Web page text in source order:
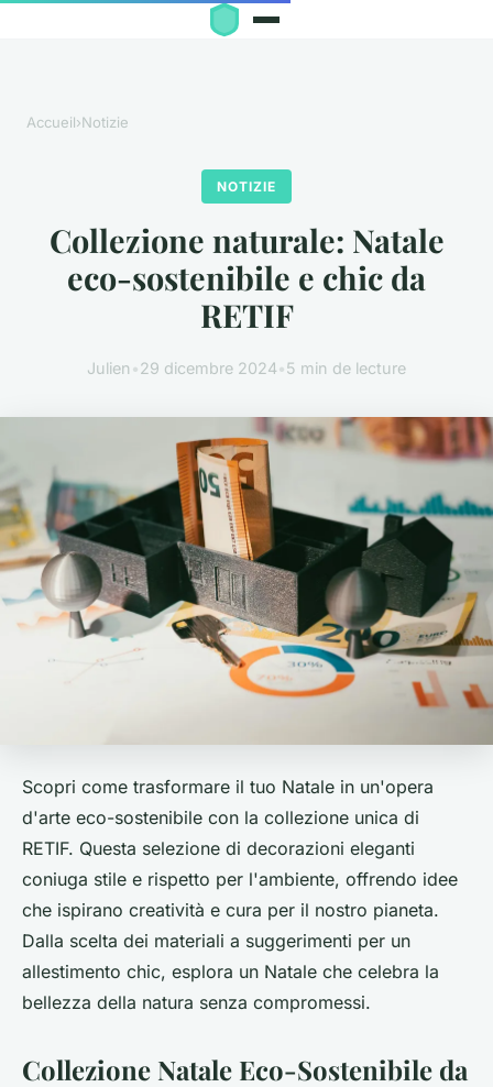
Accueil›Notizie
NOTIZIE
Collezione naturale: Natale
eco-sostenibile e chic da
RETIF
Julien •29 dicembre 2024•5 min de lecture
Scopri come trasformare il tuo Natale in un'opera
d'arte eco-sostenibile con la collezione unica di
RETIF. Questa selezione di decorazioni eleganti
coniuga stile e rispetto per l'ambiente, offrendo idee
che ispirano creatività e cura per il nostro pianeta.
Dalla scelta dei materiali a suggerimenti per un
allestimento chic, esplora un Natale che celebra la
bellezza della natura senza compromessi.
Collezione Natale Eco-Sostenibile da